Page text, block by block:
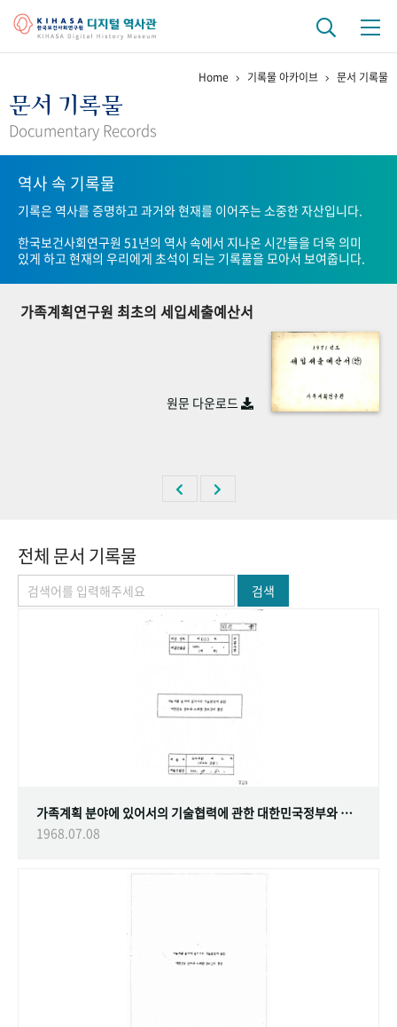
걸어온 길 기관 변천사
연구 역사
정책과 연구 키워드로 보는 연구 역사
연구자들
기록물 아카이브
사진 아카이브 문서 기록물 행정박물
숫자로 보는 50년 50+1주년 광장
Home 기록물 아카이브 문서 기록물
문서 기록물
Documentary Records
역사 속 기록물
기록은 역사를 증명하고 과거와 현재를 이어주는 소중한 자산입니다.
한국보건사회연구원 51년의 역사 속에서 지나온 시간들을 더욱 의미
있게 하고 현재의 우리에게 초석이 되는 기록물을 모아서 보여줍니다.
가족계획연구원 최초의 세입세출예산서
원문 다운로드
전체 문서 기록물
검색
가족계획 분야에 있어서의 기술협력에 관한 대한민국정부와 스웨덴 정부간의 협정
1968.07.08